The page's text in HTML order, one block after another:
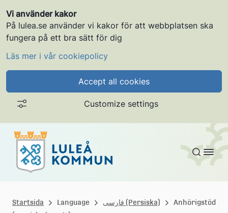
Vi använder kakor
På lulea.se använder vi kakor för att webbplatsen ska
fungera på ett bra sätt för dig
Läs mer i vår cookiepolicy
Accept all cookies
Customize settings
Gå till innehållet
u
Startsida Language فارسی (Persiska)
Anhörigstöd